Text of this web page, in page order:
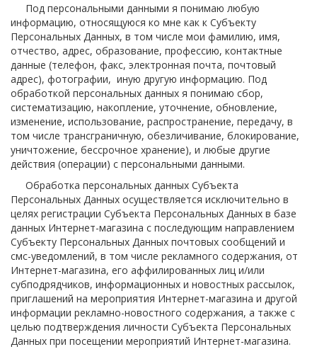
Под персональными данными я понимаю любую
информацию, относящуюся ко мне как к Субъекту
Персональных Данных, в том числе мои фамилию, имя,
отчество, адрес, образование, профессию, контактные
данные (телефон, факс, электронная почта, почтовый
адрес), фотографии, иную другую информацию. Под
обработкой персональных данных я понимаю сбор,
систематизацию, накопление, уточнение, обновление,
изменение, использование, распространение, передачу, в
том числе трансграничную, обезличивание, блокирование,
уничтожение, бессрочное хранение), и любые другие
действия (операции) с персональными данными.
Обработка персональных данных Субъекта
Персональных Данных осуществляется исключительно в
целях регистрации Субъекта Персональных Данных в базе
данных Интернет-магазина с последующим направлением
Субъекту Персональных Данных почтовых сообщений и
смс-уведомлений, в том числе рекламного содержания, от
Интернет-магазина, его аффилированных лиц и/или
субподрядчиков, информационных и новостных рассылок,
приглашений на мероприятия Интернет-магазина и другой
информации рекламно-новостного содержания, а также с
целью подтверждения личности Субъекта Персональных
Данных при посещении мероприятий Интернет-магазина.